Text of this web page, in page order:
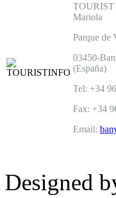
TOURIST
Mariola
Parque de
03450-
(España)
Tel: +34
Fax: +34
Email:
Designed